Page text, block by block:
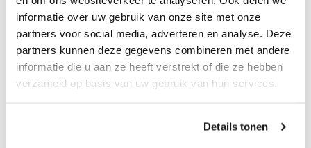
informatie over uw gebruik van onze site met onze
partners voor social media, adverteren en analyse. Deze
partners kunnen deze gegevens combineren met andere
informatie die u aan ze heeft verstrekt of die ze hebben
verzameld op basis van uw gebruik van hun services.
Details tonen
doel een plan: “Als ik ’s avonds thee zet, dan breek ik in de
keuken alvast één blokje pure chocolade af en neem dat mee
naar de woonkamer (in plaats van de hele reep).”
vooral in het begin veel energie. Daarom, zet zoveel
anderen of reminders die je helpen herinneren aan je